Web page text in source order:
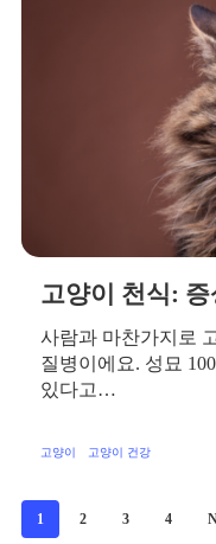
고양이 고양이 건강
고양이 천식: 증
사람과 마찬가지로
질병이에요. 성묘
있다고…
1 2 3 4